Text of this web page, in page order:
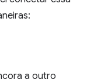
a outro